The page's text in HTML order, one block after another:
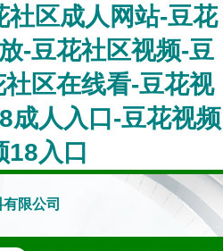
社区成人网站-豆花
-豆花社区视频-豆
区在线看-豆花视
成人入口-豆花视频
18入口
限公司